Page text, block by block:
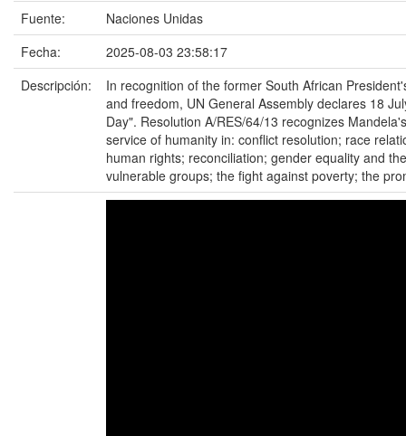
Fuente:
Naciones Unidas
Fecha:
2025-08-03 23:58:17
Descripción:
In recognition of the former South African
and freedom, UN General Assembly declares 18
Day". Resolution A/RES/64/13 recognizes
service of humanity in: conflict resolution; race
human rights; reconciliation; gender equality and
vulnerable groups; the fight against poverty; the